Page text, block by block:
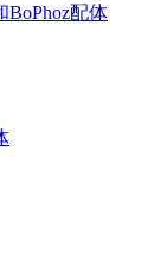
BoPhoz配体